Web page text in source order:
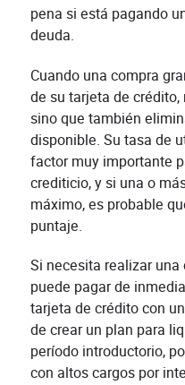
pena si está pagando
deuda.
Cuando una compra
de su tarjeta de
sino que también
disponible. Su tasa de
factor muy importante
crediticio, y si una o
máximo, es probable
puntaje.
Si necesita realizar
puede pagar de
tarjeta de crédito con
de crear un plan para
período introductorio,
con altos cargos por